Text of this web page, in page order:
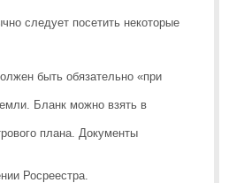
следует посетить некоторые
быть обязательно «при
Бланк можно взять в
плана. Документы
Росреестра.